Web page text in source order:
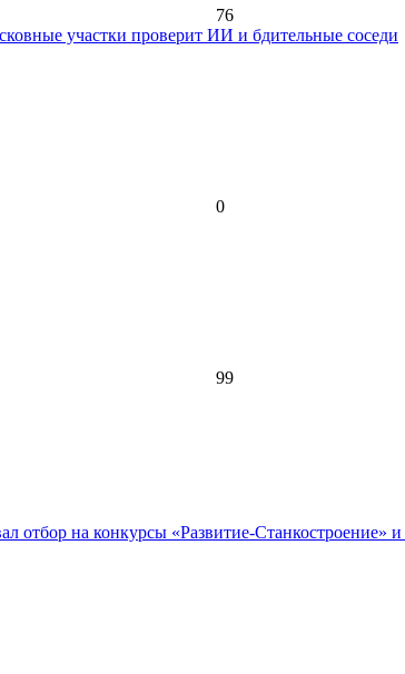
76
участки проверит ИИ и бдительные соседи
0
99
отбор на конкурсы «Развитие-Станкостроение»